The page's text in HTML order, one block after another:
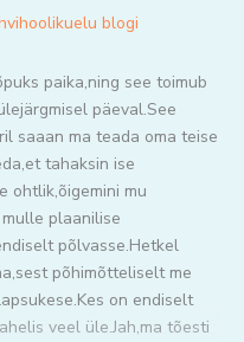
blogi
paika,ning see toimub
päeval.See
saaan ma teada oma teise
tahaksin ise
ohtlik,õigemini mu
plaanilise
põlvasse.Hetkel
põhimõtteliselt me
on endiselt
veel üle.Jah,ma tõesti